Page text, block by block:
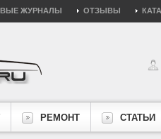
ЖУРНАЛЫ ОТЗЫВЫ
РЕМОНТ СТАТЬИ